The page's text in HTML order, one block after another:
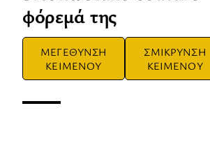
φόρεμά της
ΜΕΓΕΘΥΝΣΗ
ΚΕΙΜΕΝΟΥ
ΣΜΙΚΡΥΝΣΗ
ΚΕΙΜΕΝΟΥ